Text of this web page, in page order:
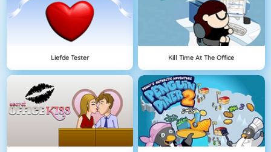
Liefde Tester Kill Time At The Office